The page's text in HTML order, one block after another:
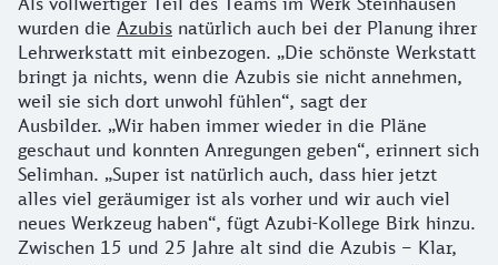
wurden die Azubis natürlich auch bei der Planung ihrer
Lehrwerkstatt mit einbezogen. „Die schönste Werkstatt
bringt ja nichts, wenn die Azubis sie nicht annehmen,
weil sie sich dort unwohl fühlen“, sagt der
Ausbilder. „Wir haben immer wieder in die Pläne
geschaut und konnten Anregungen geben“, erinnert sich
Selimhan. „Super ist natürlich auch, dass hier jetzt
alles viel geräumiger ist als vorher und wir auch viel
neues Werkzeug haben“, fügt Azubi-Kollege Birk hinzu.
Zwischen 15 und 25 Jahre alt sind die Azubis – Klar,